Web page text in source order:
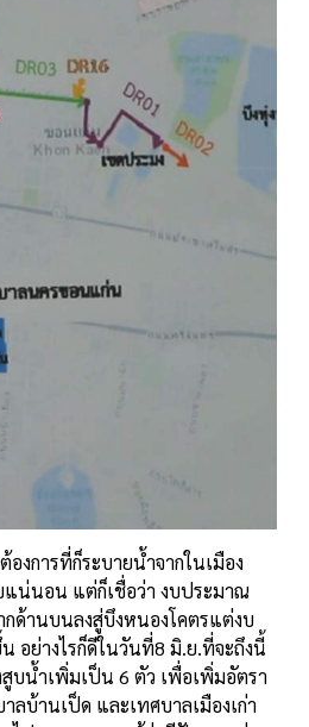
งการที่ก็ระบายน้ำจากในเมือง
แน่นอน แต่ก็เชื่อว่า งบประมาณ
กด้านบนลงสู่บึงหนองโคตรแต่งบ
อย่างไรก็ดีในวันที่8 มิ.ย.ที่จะถึงนี้
สูบน้ำเพิ่มเป็น 6 ตัว เพื่อเพิ่มอัตรา
ลบ้านเป็ด และเทศบาลเมืองเก่า